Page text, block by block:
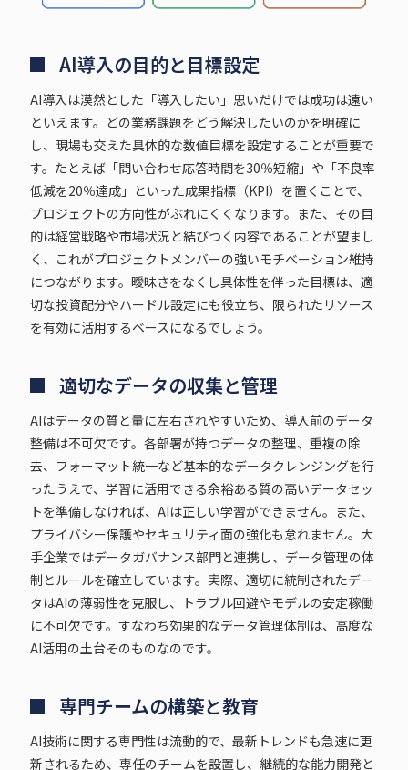
AI導入の目的と目標設定
AI導入は漠然とした「導入したい」思いだけでは成功は遠い
といえます。どの業務課題をどう解決したいのかを明確に
し、現場も交えた具体的な数値目標を設定することが重要で
す。たとえば「問い合わせ応答時間を30％短縮」や「不良率
低減を20％達成」といった成果指標（KPI）を置くことで、
プロジェクトの方向性がぶれにくくなります。また、その目
的は経営戦略や市場状況と結びつく内容であることが望まし
く、これがプロジェクトメンバーの強いモチベーション維持
につながります。曖昧さをなくし具体性を伴った目標は、適
切な投資配分やハードル設定にも役立ち、限られたリソース
を有効に活用するベースになるでしょう。
適切なデータの収集と管理
AIはデータの質と量に左右されやすいため、導入前のデータ
整備は不可欠です。各部署が持つデータの整理、重複の除
去、フォーマット統一など基本的なデータクレンジングを行
ったうえで、学習に活用できる余裕ある質の高いデータセッ
トを準備しなければ、AIは正しい学習ができません。また、
プライバシー保護やセキュリティ面の強化も怠れません。大
手企業ではデータガバナンス部門と連携し、データ管理の体
制とルールを確立しています。実際、適切に統制されたデー
タはAIの薄弱性を克服し、トラブル回避やモデルの安定稼働
に不可欠です。すなわち効果的なデータ管理体制は、高度な
AI活用の土台そのものなのです。
専門チームの構築と教育
AI技術に関する専門性は流動的で、最新トレンドも急速に更
新されるため、専任のチームを設置し、継続的な能力開発と